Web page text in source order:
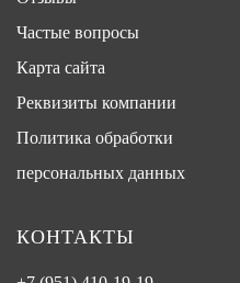
Частые вопросы
Карта сайта
Реквизиты компании
Политика обработки
персональных данных
КОНТАКТЫ